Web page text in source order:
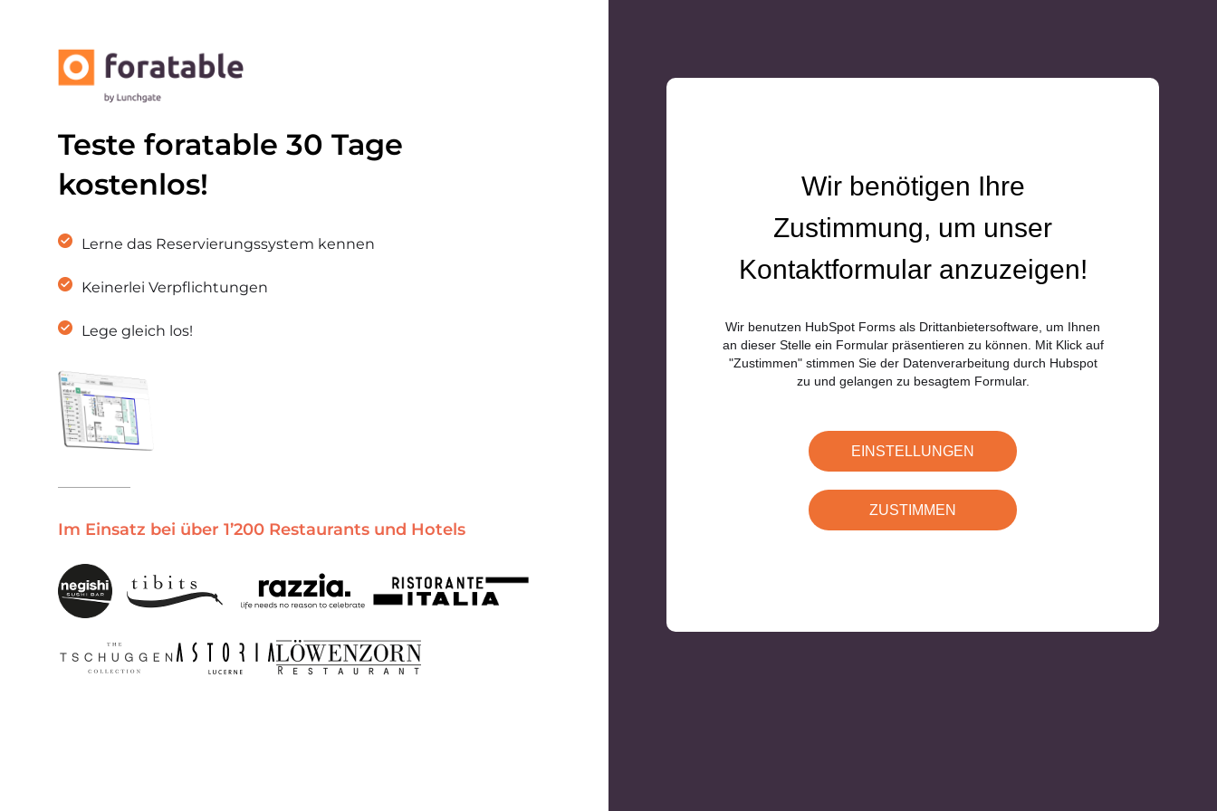
Wir benötigen Ihre
Zustimmung, um unser
Kontaktformular anzuzeigen!
Wir benutzen HubSpot Forms als Drittanbietersoftware, um Ihnen
an dieser Stelle ein Formular präsentieren zu können. Mit Klick auf
"Zustimmen" stimmen Sie der Datenverarbeitung durch Hubspot
zu und gelangen zu besagtem Formular.
EINSTELLUNGEN
ZUSTIMMEN
Teste foratable 30 Tage
kostenlos!
Lerne das Reservierungssystem kennen
Keinerlei Verpflichtungen
Lege gleich los!
Im Einsatz bei über 1’200 Restaurants und Hotels